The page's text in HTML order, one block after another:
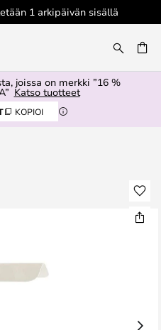
1 arkipäivän sisällä
joissa on merkki ”16 %
Katso tuotteet
KOPIOI